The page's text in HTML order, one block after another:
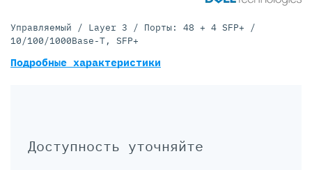
Доступность уточняйте
Управляемый / Layer 3 / Порты: 48 + 4 SFP+ /
10/100/1000Base-T, SFP+
Подробные характеристики